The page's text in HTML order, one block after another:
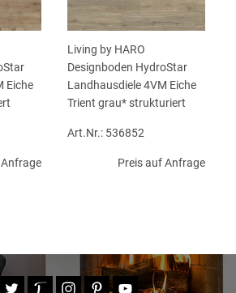
Eiche
Living by HARO
Designboden HydroStar
Landhausdiele 4VM Eiche
Trient grau* strukturiert
Art.Nr.: 536852
Preis auf Anfrage